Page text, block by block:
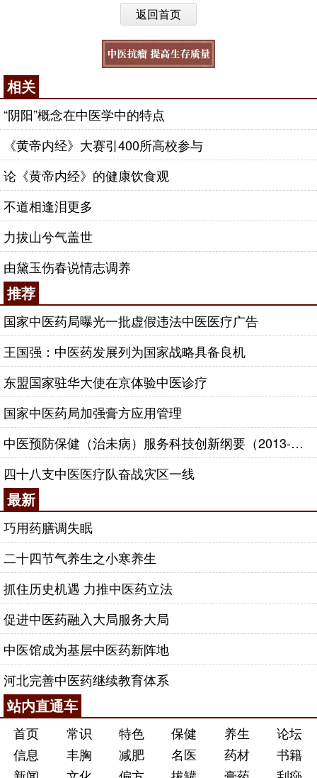
返回首页
相关
“阴阳”概念在中医学中的特点
《黄帝内经》大赛引400所高校参与
论《黄帝内经》的健康饮食观
不道相逢泪更多
力拔山兮气盖世
由黛玉伤春说情志调养
推荐
国家中医药局曝光一批虚假违法中医医疗广告
王国强：中医药发展列为国家战略具备良机
东盟国家驻华大使在京体验中医诊疗
国家中医药局加强膏方应用管理
中医预防保健（治未病）服务科技创新纲要（2013-2020年）
四十八支中医医疗队奋战灾区一线
最新
巧用药膳调失眠
二十四节气养生之小寒养生
抓住历史机遇 力推中医药立法
促进中医药融入大局服务大局
中医馆成为基层中医药新阵地
河北完善中医药继续教育体系
站内直通车
首页 常识 特色 保健 养生
论坛
信息
丰胸 减肥 名医 药材
书籍